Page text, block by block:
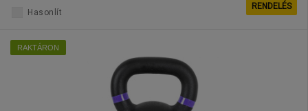
RENDELÉS
Hasonlít
RAKTÁRON